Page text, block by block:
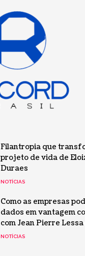
Filantropia que
projeto de vida de
Duraes
NOTÍCIAS
Como as empresas
dados em vantagem
com Jean Pierre
NOTÍCIAS